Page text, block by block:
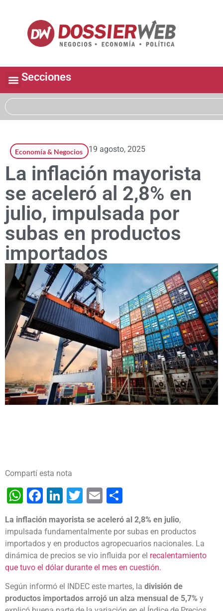
Secciones
Economía & Negocios 19 agosto, 2025
La inflación mayorista
se aceleró al 2,8% en
julio, impulsada por
subas en productos
importados
Compartí esta nota
WhatsApp
Facebook
LinkedIn
Twitter
Email
La inflación mayorista se aceleró al 2,8% en julio,
impulsada fundamentalmente por subas en productos
importados y en productos agropecuarios nacionales. La
dinámica de precios se vio influida por el recalentamiento
que tuvo el dólar durante el mes en cuestión.
Según informó el INDEC este martes, la división de
productos importados arrojó un alza mensual de 5,7% y